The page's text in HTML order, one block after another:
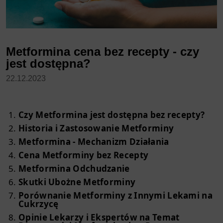
Metformina cena bez recepty - czy
jest dostępna?
22.12.2023
Czy Metformina jest dostępna bez recepty?
Historia i Zastosowanie Metforminy
Metformina - Mechanizm Działania
Cena Metforminy bez Recepty
Metformina Odchudzanie
Skutki Ubożne Metforminy
Porównanie Metforminy z Innymi Lekami na
Cukrzycę
Opinie Lekarzy i Ekspertów na Temat